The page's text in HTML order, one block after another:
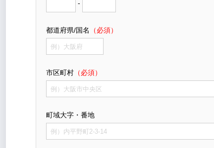
-
都道府県/国名 （必須）
市区町村 （必須）
町域大字・番地